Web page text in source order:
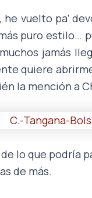
he vuelto pa’
puro estilo…
jamás
quiere
la mención a
lo que podría
de más.